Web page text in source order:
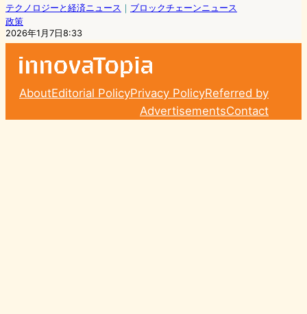
テクノロジーと経済ニュース ｜ ブロックチェーンニュース
政策
2026年1月7日8:33
AboutEditorial PolicyPrivacy PolicyReferred by
AdvertisementsContact